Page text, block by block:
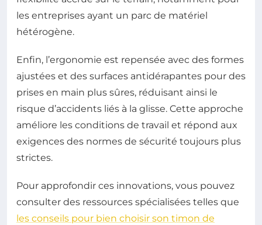
les entreprises ayant un parc de matériel
hétérogène.
Enfin, l’ergonomie est repensée avec des formes
ajustées et des surfaces antidérapantes pour des
prises en main plus sûres, réduisant ainsi le
risque d’accidents liés à la glisse. Cette approche
améliore les conditions de travail et répond aux
exigences des normes de sécurité toujours plus
strictes.
Pour approfondir ces innovations, vous pouvez
consulter des ressources spécialisées telles que
les conseils pour bien choisir son timon de